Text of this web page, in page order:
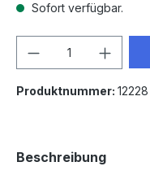
Sofort verfügbar.
Produkt
Produktnummer: 12228
Beschreibung